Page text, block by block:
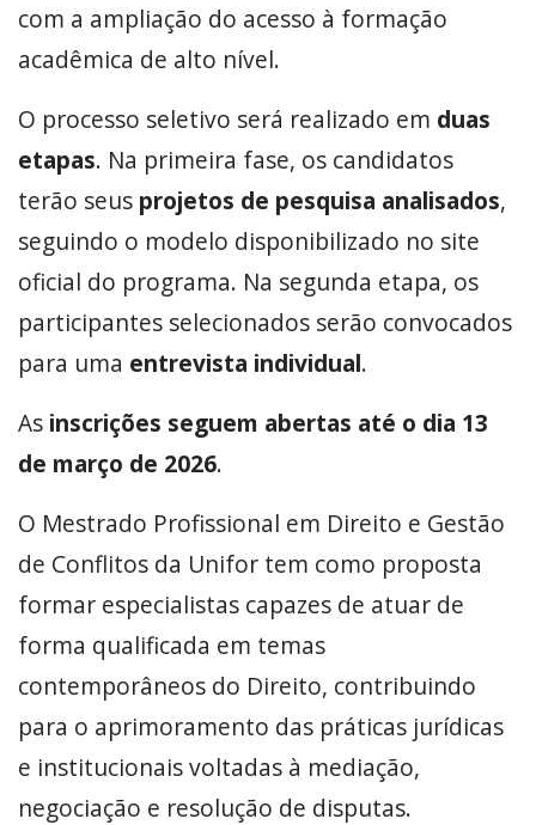
com a ampliação do acesso à formação
acadêmica de alto nível.
O processo seletivo será realizado em duas
etapas. Na primeira fase, os candidatos
terão seus projetos de pesquisa analisados,
seguindo o modelo disponibilizado no site
oficial do programa. Na segunda etapa, os
participantes selecionados serão convocados
para uma entrevista individual.
As inscrições seguem abertas até o dia 13
de março de 2026.
O Mestrado Profissional em Direito e Gestão
de Conflitos da Unifor tem como proposta
formar especialistas capazes de atuar de
forma qualificada em temas
contemporâneos do Direito, contribuindo
para o aprimoramento das práticas jurídicas
e institucionais voltadas à mediação,
negociação e resolução de disputas.